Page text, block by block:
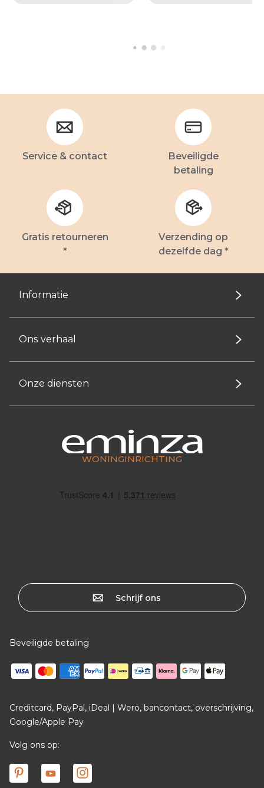
Service & contact
Beveiligde
betaling
Gratis retourneren
*
Verzending op
dezelfde dag *
Informatie
Ons verhaal
Onze diensten
WONINGINRICHTING
Schrijf ons
Beveiligde betaling
Creditcard, PayPal, iDeal | Wero, bancontact, overschrijving,
Google/Apple Pay
Volg ons op: